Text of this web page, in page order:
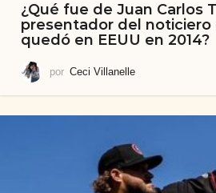
¿Qué fue de Juan Carlos
presentador del noticiero
quedó en EEUU en 2014?
por Ceci Villanelle